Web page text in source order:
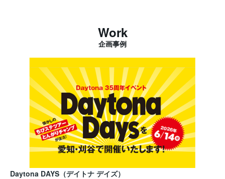
Work
企画事例
Daytona DAYS（デイトナ デイズ）